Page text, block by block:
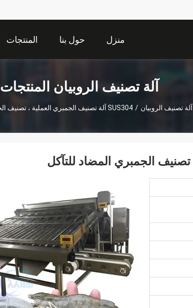
منزل حول بنا المنتجات
آلة تصنيف الروبيان المنتجات
آلة تصنيف الروبيان / SUS304 آلة تصنيف الجمبري العملية ، تصنيف الجمبري المضاد للتآكل